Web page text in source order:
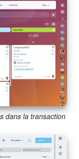
dans la transaction